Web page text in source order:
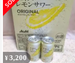
ー 新品未開封
¥3,200